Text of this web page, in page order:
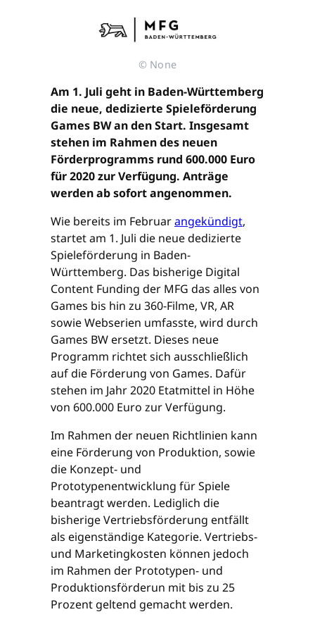
© None
Am 1. Juli geht in Baden-Württemberg
die neue, dedizierte Spieleförderung
Games BW an den Start. Insgesamt
stehen im Rahmen des neuen
Förderprogramms rund 600.000 Euro
für 2020 zur Verfügung. Anträge
werden ab sofort angenommen.
Wie bereits im Februarangekündigt,
startet am 1. Juli die neue dedizierte
Spieleförderung in Baden-
Württemberg. Das bisherige Digital
Content Funding der MFG das alles von
Games bis hin zu 360-Filme, VR, AR
sowie Webserien umfasste, wird durch
Games BW ersetzt. Dieses neue
Programm richtet sich ausschließlich
auf die Förderung von Games. Dafür
stehen im Jahr 2020 Etatmittel in Höhe
von 600.000 Euro zur Verfügung.
Im Rahmen der neuen Richtlinien kann
eine Förderung von Produktion, sowie
die Konzept- und
Prototypenentwicklung für Spiele
beantragt werden. Lediglich die
bisherige Vertriebsförderung entfällt
als eigenständige Kategorie. Vertriebs-
und Marketingkosten können jedoch
im Rahmen der Prototypen- und
Produktionsförderun mit bis zu 25
Prozent geltend gemacht werden.